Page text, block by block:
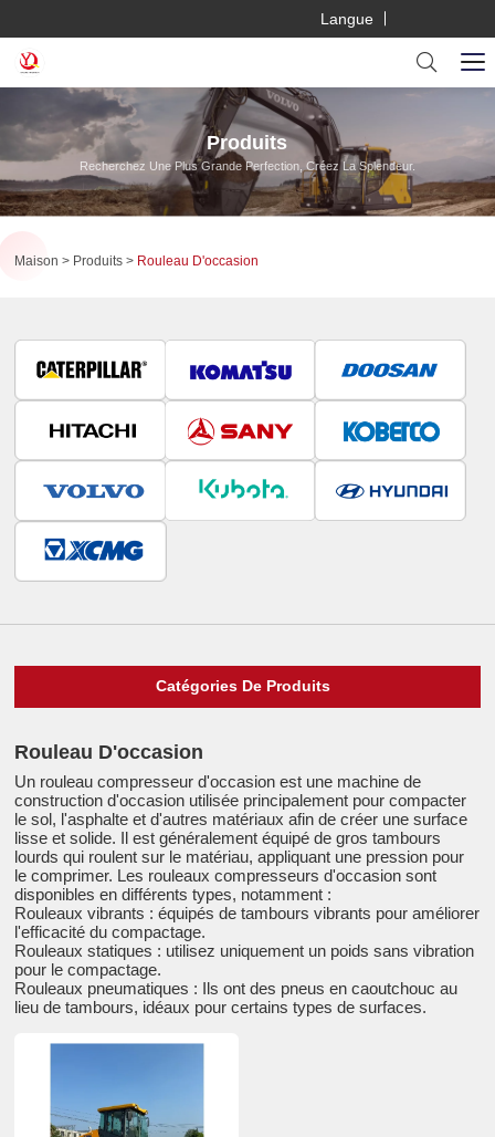
Langue
Produits
Recherchez Une Plus Grande Perfection, Créez La Splendeur.
Maison Produits Rouleau D'occasion
Catégories De Produits
Rouleau D'occasion
Un rouleau compresseur d'occasion est une machine de
construction d'occasion utilisée principalement pour compacter
le sol, l'asphalte et d'autres matériaux afin de créer une surface
lisse et solide. Il est généralement équipé de gros tambours
lourds qui roulent sur le matériau, appliquant une pression pour
le comprimer. Les rouleaux compresseurs d'occasion sont
disponibles en différents types, notamment :
Rouleaux vibrants : équipés de tambours vibrants pour améliorer
l'efficacité du compactage.
Rouleaux statiques : utilisez uniquement un poids sans vibration
pour le compactage.
Rouleaux pneumatiques : Ils ont des pneus en caoutchouc au
lieu de tambours, idéaux pour certains types de surfaces.